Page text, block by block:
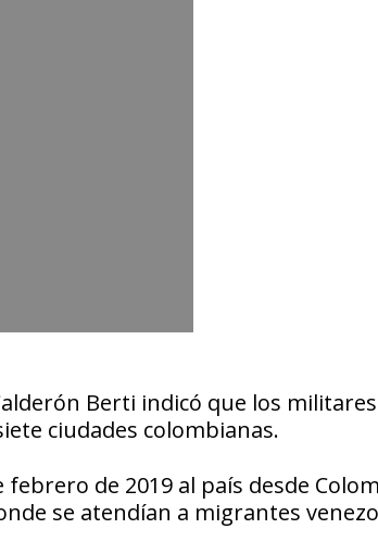
Berti indicó que los
ciudades colombianas.
de 2019 al país desde
se atendían a migrantes